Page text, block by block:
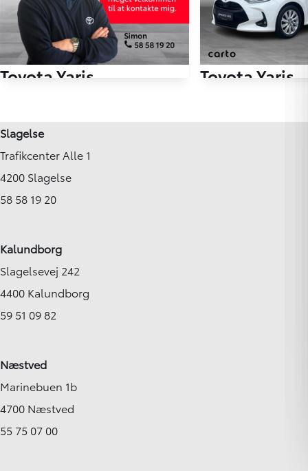
Toyota Yaris
2017
Benzin
KONTANT
FINANSIERING
Toyota Yaris
Slagelse
Trafikcenter Alle 1
4200 Slagelse
58 58 19 20
Kalundborg
Slagelsevej 242
4400 Kalundborg
59 51 09 82
Næstved
Marinebuen 1b
4700 Næstved
55 75 07 00